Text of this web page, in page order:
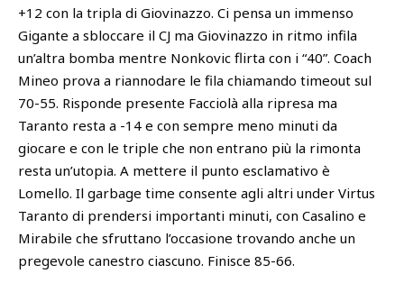
+12 con la tripla di Giovinazzo. Ci pensa un immenso
Gigante a sbloccare il CJ ma Giovinazzo in ritmo infila
un’altra bomba mentre Nonkovic flirta con i “40”. Coach
Mineo prova a riannodare le fila chiamando timeout sul
70-55. Risponde presente Facciolà alla ripresa ma
Taranto resta a -14 e con sempre meno minuti da
giocare e con le triple che non entrano più la rimonta
resta un’utopia. A mettere il punto esclamativo è
Lomello. Il garbage time consente agli altri under Virtus
Taranto di prendersi importanti minuti, con Casalino e
Mirabile che sfruttano l’occasione trovando anche un
pregevole canestro ciascuno. Finisce 85-66.